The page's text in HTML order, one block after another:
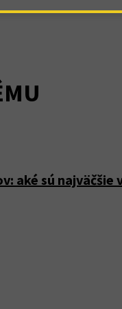
aké sú najväčšie